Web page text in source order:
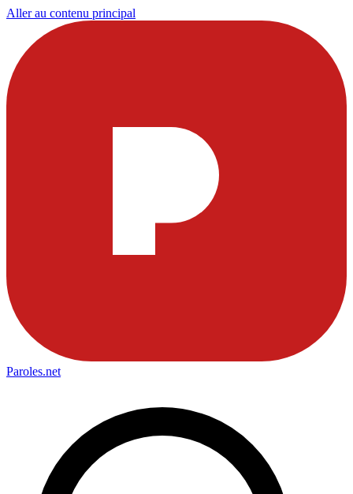
Aller au contenu principal
Paroles.net